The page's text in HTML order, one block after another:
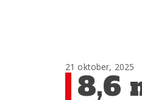
21 oktober, 2025
8,6